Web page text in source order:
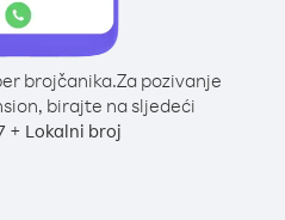
brojčanika.Za pozivanje
birajte na sljedeći
+ Lokalni broj